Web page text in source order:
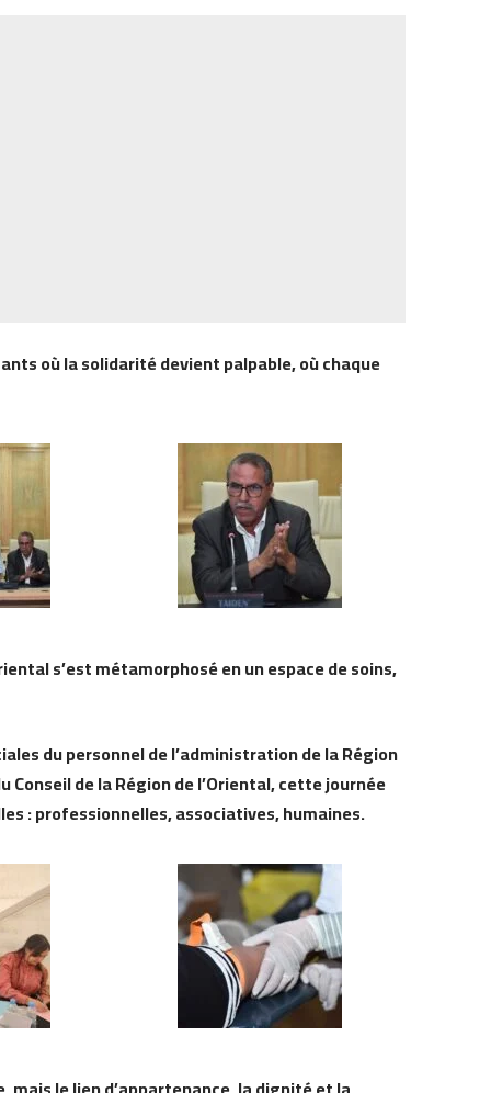
où la solidarité devient palpable, où chaque
s’est métamorphosé en un espace de soins,
du personnel de l’administration de la Région
de la Région de l’Oriental, cette journée
: professionnelles, associatives, humaines.